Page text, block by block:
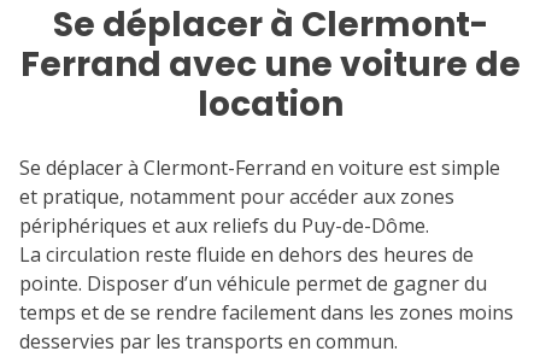
Se déplacer à Clermont-
Ferrand avec une voiture de
location
Se déplacer à Clermont-Ferrand en voiture est simple
et pratique, notamment pour accéder aux zones
périphériques et aux reliefs du Puy-de-Dôme.
La circulation reste fluide en dehors des heures de
pointe. Disposer d’un véhicule permet de gagner du
temps et de se rendre facilement dans les zones moins
desservies par les transports en commun.